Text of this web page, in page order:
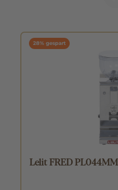
28% gespart
Lelit FRED